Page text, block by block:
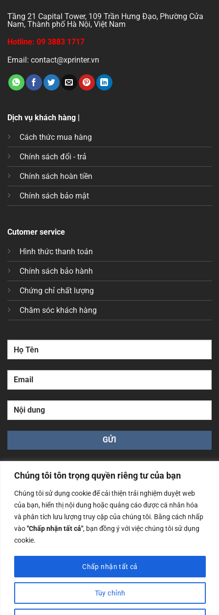
Chúng tôi tôn trọng quyền riêng tư của bạn
Chúng tôi sử dụng cookie để cải thiện trải nghiệm duyệt web
của bạn, hiển thị nội dung hoặc quảng cáo được cá nhân hóa
và phân tích lưu lượng truy cập của chúng tôi. Bằng cách nhấp
vào"Chấp nhận tất cả", bạn đồng ý với việc chúng tôi sử dụng
cookie.
Tùy chỉnh
Chấp nhận tất cả
Tầng 21 Capital Tower, 109 Trần Hưng Đạo, Phường Cửa
Nam, Thành phố Hà Nội, Việt Nam
Hotline: 09 3883 1717
Email: contact@xprinter.vn
Dịch vụ khách hàng |
Cách thức mua hàng
Chính sách đổi - trả
Chính sách hoàn tiền
Chính sách bảo mật
Cutomer service
Hình thức thanh toán
Chính sách bảo hành
Chứng chỉ chất lượng
Chăm sóc khách hàng
Công ty TNHH Nam Bình Xương - Số ĐKKD: 0108783483
cấp ngày 14/06/2019 bởi Sở Kế Hoạch và Đầu Tư Tp. Hà
Nội
Copyrights @2023 Nam Binh Xuong. All Rights Reserved